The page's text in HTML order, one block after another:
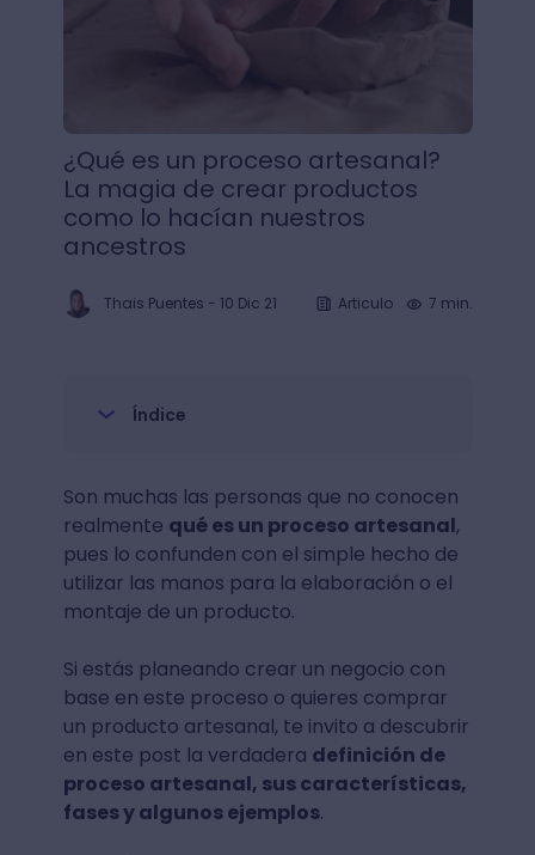
¿Qué es un proceso artesanal?
La magia de crear productos
como lo hacían nuestros
ancestros
Thais Puentes - 10 Dic 21 Articulo 7 min.
Índice
Son muchas las personas que no conocen
realmente qué es un proceso artesanal,
pues lo confunden con el simple hecho de
utilizar las manos para la elaboración o el
montaje de un producto.
Si estás planeando crear un negocio con
base en este proceso o quieres comprar
un producto artesanal, te invito a descubrir
en este post la verdadera definición de
proceso artesanal, sus características,
fases y algunos ejemplos.